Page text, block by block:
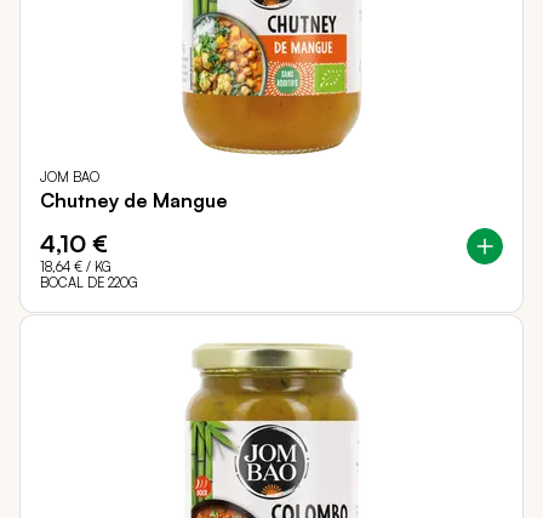
JOM BAO
Chutney de Mangue
4,10 €
18,64 € / KG
BOCAL DE 220G